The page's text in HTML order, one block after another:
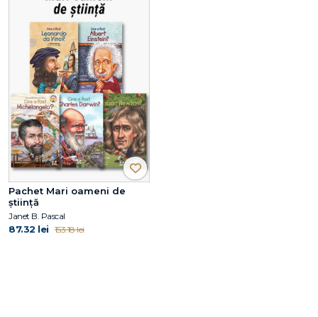
Pachet Mari oameni de
știință
Janet B. Pascal
87.32 lei 153.18 lei